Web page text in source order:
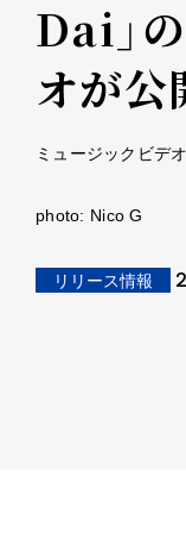
Dai」
オが公
ミュージックビデ
photo: Nico G
リリース情報